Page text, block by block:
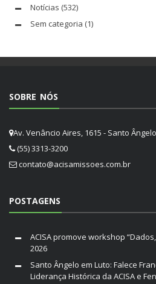
Notícias (532)
Sem categoria (1)
SOBRE NÓS
Av. Venâncio Aires, 1615 - Santo
(55) 3313-3200
contato@acisamissoes.com.br
POSTAGENS
ACISA promove workshop
2026
Santo Ângelo em Luto: Falece
Liderança Histórica da ACISA e